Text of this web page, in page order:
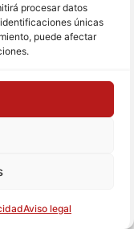
procesar datos
únicas
puede afectar
Aviso legal